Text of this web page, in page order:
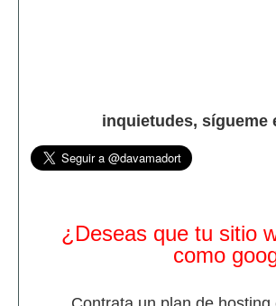
inquietudes, sígueme
¿Deseas que tu sitio
como